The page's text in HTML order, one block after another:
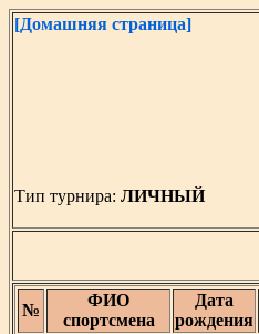
[Домашняя страница]
Тип турнира: ЛИЧНЫЙ
№
ФИО
спортсмена
Дата
рождения